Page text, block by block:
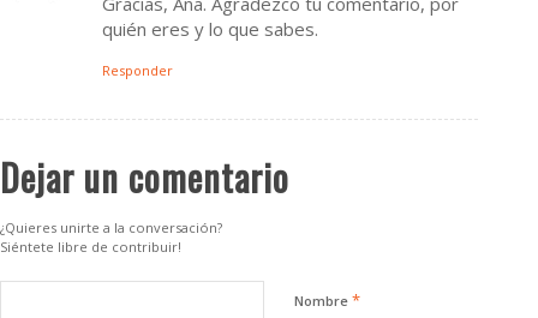
quién eres y lo que sabes.
Responder
Dejar un comentario
¿Quieres unirte a la conversación?
Siéntete libre de contribuir!
Nombre *